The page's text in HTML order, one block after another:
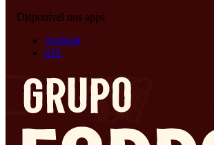
Disponível nos apps
Android
iOS